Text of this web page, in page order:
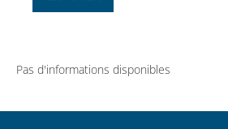
Pas d'informations disponibles